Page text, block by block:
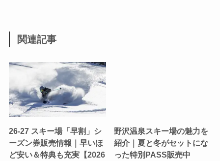
関連記事
26-27 スキー場「早割」シ
ーズン券販売情報｜早いほ
ど安い＆特典も充実【2026
野沢温泉スキー場の魅力を
紹介｜夏と冬がセットにな
った特別PASS販売中